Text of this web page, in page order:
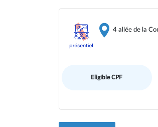
4 allée de la
Eligible CPF